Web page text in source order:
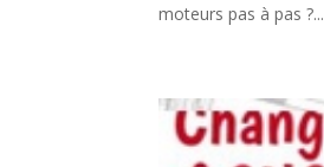
moteurs pas à pas ?...